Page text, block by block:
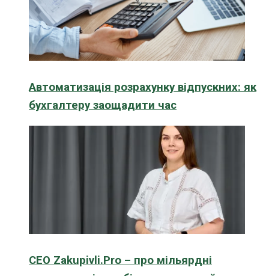
Автоматизація розрахунку відпускних: як
бухгалтеру заощадити час
CEO Zakupivli.Pro – про мільярдні